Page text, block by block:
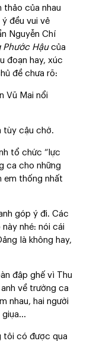
của nhau
đều vui vẻ
Nguyễn Chí
Phước Hậu của
đoạn hay, xúc
đề chưa rõ:
Vũ Mai nổi
tùy cậu chớ.
tổ chức “lực
ca cho những
em thống nhất
góp ý đi. Các
nhé: nói cái
là không hay,
đập ghế vì Thu
về trường ca
nhau, hai người
tôi có được qua